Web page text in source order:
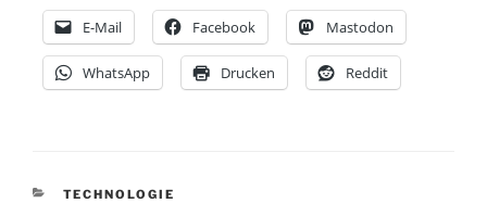
E-Mail Facebook Mastodon
WhatsApp Drucken Reddit
KATEGORIEN
TECHNOLOGIE